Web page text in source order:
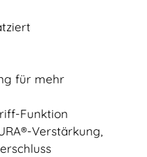
für mehr
Funktion
Verstärkung,